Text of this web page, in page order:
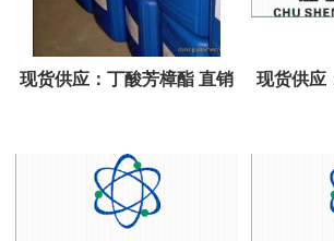
现货供应：丁酸芳樟酯 直销 现货供应